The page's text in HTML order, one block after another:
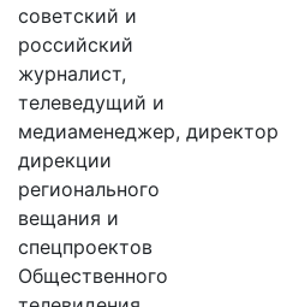
советский и
российский
журналист,
телеведущий и
медиаменеджер, директор
дирекции
регионального
вещания и
спецпроектов
Общественного